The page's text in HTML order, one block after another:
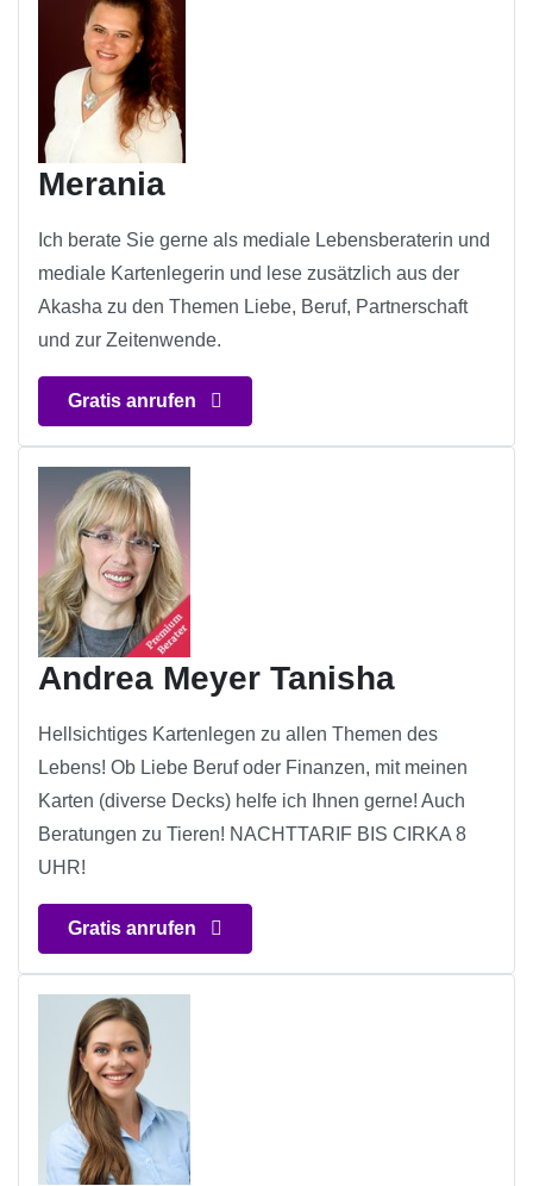
Merania
Ich berate Sie gerne als mediale Lebensberaterin und
mediale Kartenlegerin und lese zusätzlich aus der
Akasha zu den Themen Liebe, Beruf, Partnerschaft
und zur Zeitenwende.
Gratis anrufen
Andrea Meyer Tanisha
Hellsichtiges Kartenlegen zu allen Themen des
Lebens! Ob Liebe Beruf oder Finanzen, mit meinen
Karten (diverse Decks) helfe ich Ihnen gerne! Auch
Beratungen zu Tieren! NACHTTARIF BIS CIRKA 8
UHR!
Gratis anrufen